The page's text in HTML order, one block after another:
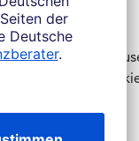
Sie zu den